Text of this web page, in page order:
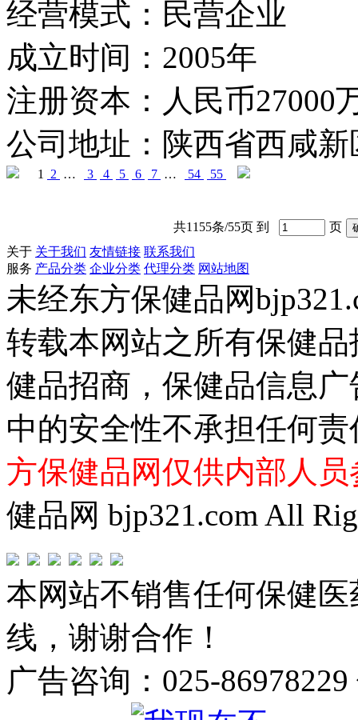
经营模式： 民营企业
成立时间： 2005年
注册资本： 人民币27000
公司地址： 陕西省西咸
1 2 … 3 4 5 6 7 … 54 55
共1155条/55页 到
页
关于 关于我们 友情链接 联系我们
服务 产品分类 企业分类 代理分类 网站地图
未经东方保健品网
转载本网站之所有保健
健品招商，保健品信息
中的安全性不承担任何责
方保健品网仅供内部人
健品网 bjp321.com All
本网站不销售任何保健
线，谢谢合作！
广告咨询：025-86978229